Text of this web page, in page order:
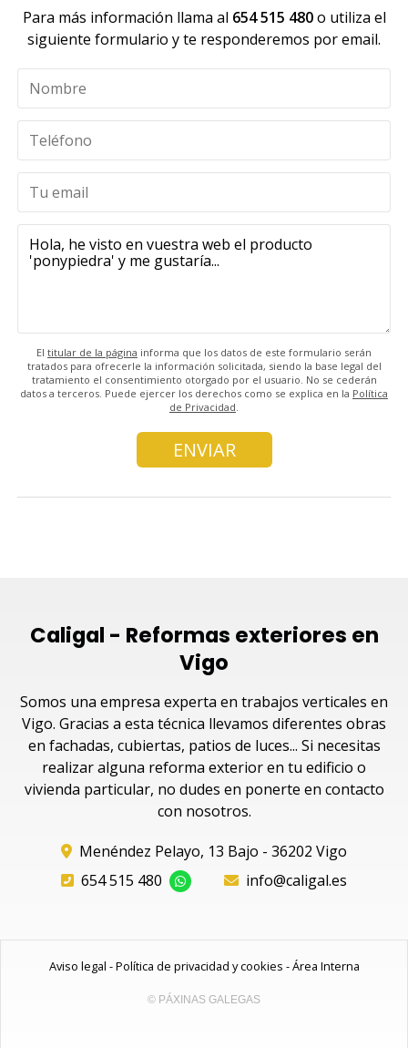
Para más información llama al 654 515 480o utiliza el
siguiente formulario y te responderemos por email.
El titular de la página informa que los datos de este formulario serán
tratados para ofrecerle la información solicitada, siendo la base legal del
tratamiento el consentimiento otorgado por el usuario. No se cederán
datos a terceros. Puede ejercer los derechos como se explica en la Política
de Privacidad
Caligal - Reformas exteriores en
Vigo
Somos una empresa experta en trabajos verticales en
Vigo. Gracias a esta técnica llevamos diferentes obras
en fachadas, cubiertas, patios de luces... Si necesitas
realizar alguna reforma exterior en tu edificio o
vivienda particular, no dudes en ponerte en contacto
con nosotros.
Menéndez Pelayo, 13 Bajo - 36202 Vigo
654 515 480
info@caligal.es
Aviso legal -Política de privacidad y cookies -Área Interna
© PÁXINAS GALEGAS